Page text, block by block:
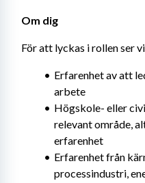
Om dig
För att lyckas i rollen ser
Erfarenhet av att
arbete
Högskole- eller
relevant område,
erfarenhet
Erfarenhet från
processindustri,